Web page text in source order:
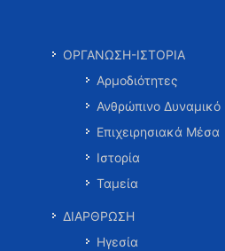
ΟΡΓΑΝΩΣΗ-ΙΣΤΟΡΙΑ
Αρμοδιότητες
Ανθρώπινο Δυναμικό
Επιχειρησιακά Μέσα
Ιστορία
Ταμεία
ΔΙΑΡΘΡΩΣΗ
Ηγεσία